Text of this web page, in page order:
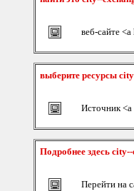
веб-сайте
выберите ресурсы
Источник
Подробнее здесь
Перейти на